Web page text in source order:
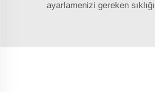
ayarlamenizi gereken